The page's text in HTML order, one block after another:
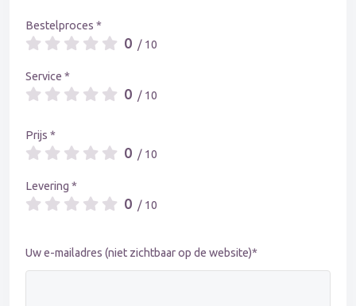
Bestelproces *
0 / 10
Service *
0 / 10
Prijs *
0 / 10
Levering *
0 / 10
Uw e-mailadres (niet zichtbaar op de website)*